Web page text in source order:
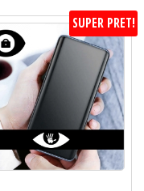
SUPER PRET!